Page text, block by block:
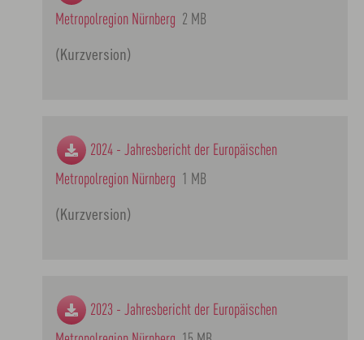
Metropolregion Nürnberg 2 MB
(Kurzversion)
2024 - Jahresbericht der Europäischen
Metropolregion Nürnberg 1 MB
(Kurzversion)
2023 - Jahresbericht der Europäischen